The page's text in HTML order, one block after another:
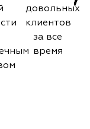
довольных
клиентов
за все
время